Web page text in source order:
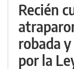
Recién
robada
por la